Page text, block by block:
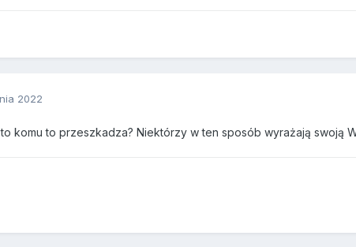
2022
komu to przeszkadza? Niektórzy w ten sposób wyrażają swoją